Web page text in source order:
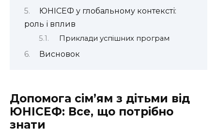
ЮНІСЕФ у глобальному контексті:
роль і вплив
Приклади успішних програм
Висновок
Допомога сім’ям з дітьми від
ЮНІСЕФ: Все, що потрібно
знати